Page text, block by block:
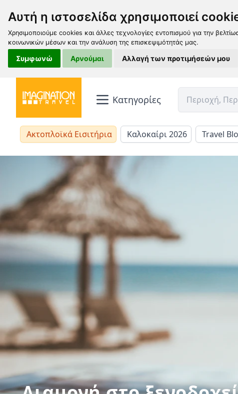
Αυτή η ιστοσελίδα χρησιμοποιεί
Χρησιμοποιούμε cookies και άλλες τεχνολογίες εντοπισμού για την
κοινωνικών μέσων και την ανάλυση της επισκεψιμότητάς μας.
Συμφωνώ Αρνούμαι Αλλαγή των προτιμήσεών μου
Κατηγορίες
Ακτοπλοϊκά Εισιτήρια Καλοκαίρι 2026 Travel